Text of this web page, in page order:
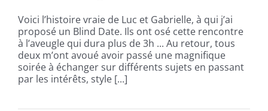
Voici l’histoire vraie de Luc et Gabrielle, à qui j’ai
proposé un Blind Date. Ils ont osé cette rencontre
à l’aveugle qui dura plus de 3h ... Au retour, tous
deux m’ont avoué avoir passé une magnifique
soirée à échanger sur différents sujets en passant
par les intérêts, style [...]